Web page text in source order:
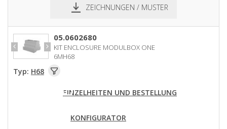
ZEICHNUNGEN / MUSTER
05.0602680
KIT ENCLOSURE MODULBOX ONE
6MH68
Typ: H68
EINZELHEITEN UND BESTELLUNG
KONFIGURATOR